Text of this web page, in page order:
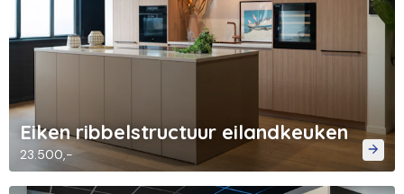
Eiken ribbelstructuur eilandkeuken
23.500,-